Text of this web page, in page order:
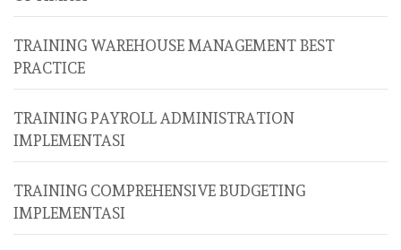
TRAINING WAREHOUSE MANAGEMENT BEST
PRACTICE
TRAINING PAYROLL ADMINISTRATION
IMPLEMENTASI
TRAINING COMPREHENSIVE BUDGETING
IMPLEMENTASI